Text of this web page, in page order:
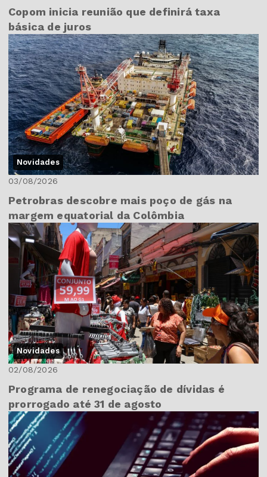
Copom inicia reunião que definirá taxa
básica de juros
Novidades
03/08/2026
Petrobras descobre mais poço de gás na
margem equatorial da Colômbia
Novidades
02/08/2026
Programa de renegociação de dívidas é
prorrogado até 31 de agosto